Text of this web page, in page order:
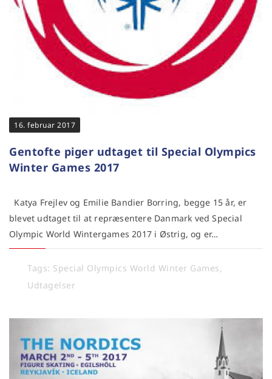
16. februar 2017
Gentofte piger udtaget til Special Olympics
Winter Games 2017
Katya Frejlev og Emilie Bandier Borring, begge 15 år, er
blevet udtaget til at repræsentere Danmark ved Special
Olympic World Wintergames 2017 i Østrig, og er…
Tags: Special Olympics World Winter Games,
Udtagelser